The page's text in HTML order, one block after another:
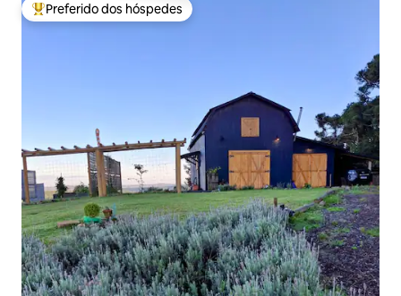
Entre os melhores preferidos dos hóspedes
Preferido dos hóspedes